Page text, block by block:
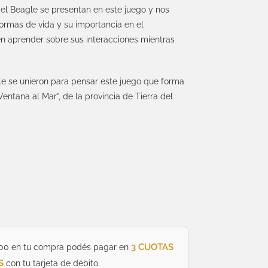
Beagle se presentan en este juego y nos
de vida y su importancia en el
aprender sobre sus interacciones mientras
se unieron para pensar este juego que forma
al Mar”, de la provincia de Tierra del
en tu compra podés pagar en 3 CUOTAS
con tu tarjeta de débito.